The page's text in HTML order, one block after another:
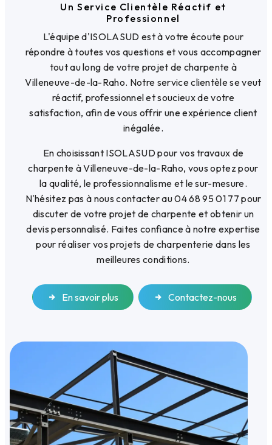
Un Service Clientèle Réactif et
Professionnel
L'équipe d'ISOLASUD est à votre écoute pour
répondre à toutes vos questions et vous accompagner
tout au long de votre projet de charpente à
Villeneuve-de-la-Raho. Notre service clientèle se veut
réactif, professionnel et soucieux de votre
satisfaction, afin de vous offrir une expérience client
inégalée.
En choisissant ISOLASUD pour vos travaux de
charpente à Villeneuve-de-la-Raho, vous optez pour
la qualité, le professionnalisme et le sur-mesure.
N'hésitez pas à nous contacter au 04 68 95 01 77 pour
discuter de votre projet de charpente et obtenir un
devis personnalisé. Faites confiance à notre expertise
pour réaliser vos projets de charpenterie dans les
meilleures conditions.
En savoir plus Contactez-nous